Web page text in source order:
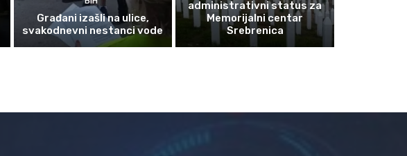
Građani izašli na ulice,
svakodnevni nestanci vode
administrativni status za
Memorijalni centar
Srebrenica